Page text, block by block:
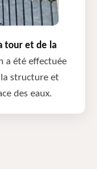
tour et de la
a été effectuée
structure et
des eaux.